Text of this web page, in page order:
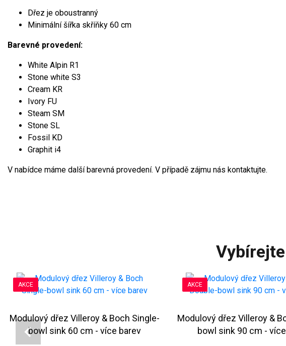
Dřez je oboustranný
Minimální šířka skříňky 60 cm
Barevné provedení:
White Alpin R1
Stone white S3
Cream KR
Ivory FU
Steam SM
Stone SL
Fossil KD
Graphit i4
V nabídce máme další barevná provedení. V případě zájmu nás kontaktujte.
AKCE
Modulový dřez Villeroy & Boch Single-
bowl sink 60 cm - více barev
AKCE
Modulový dřez Villeroy &
bowl sink 90 cm -